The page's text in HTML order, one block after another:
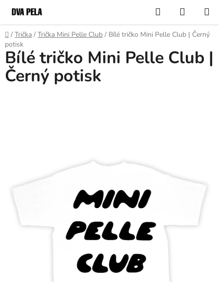
obsah
Hledat
KOŠÍK
Domů
/ Trička / Trička Mini Pelle Club / Bílé tričko Mini Pelle Club | Černý
potisk
Bílé tričko Mini Pelle Club |
Černý potisk